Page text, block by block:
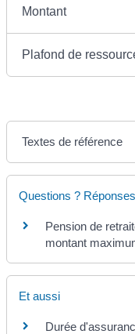
Montant
Plafond de
Textes de référence
Questions ?
Pension de
montant
Et aussi
Durée